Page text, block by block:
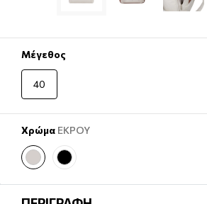
Μέγεθος
40
Χρώμα ΕΚΡΟΥ